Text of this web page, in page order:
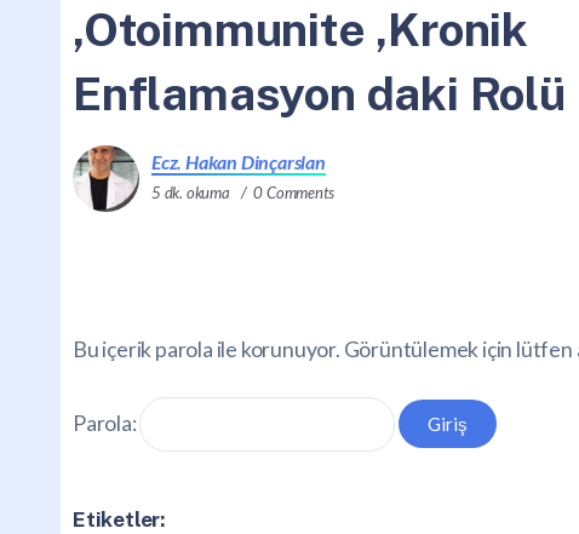
,Otoimmunite ,Kronik
Enflamasyon daki Rolü
Ecz. Hakan Dinçarslan
5 dk. okuma 0 Comments
Bu içerik parola ile korunuyor. Görüntülemek için lütfen
Parola:
Etiketler: